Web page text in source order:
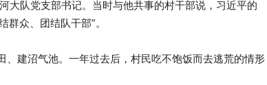
大队党支部书记。当时与他共事的村干部说，习近平的
群众、团结队干部”。
建沼气池。一年过去后，村民吃不饱饭而去逃荒的情形